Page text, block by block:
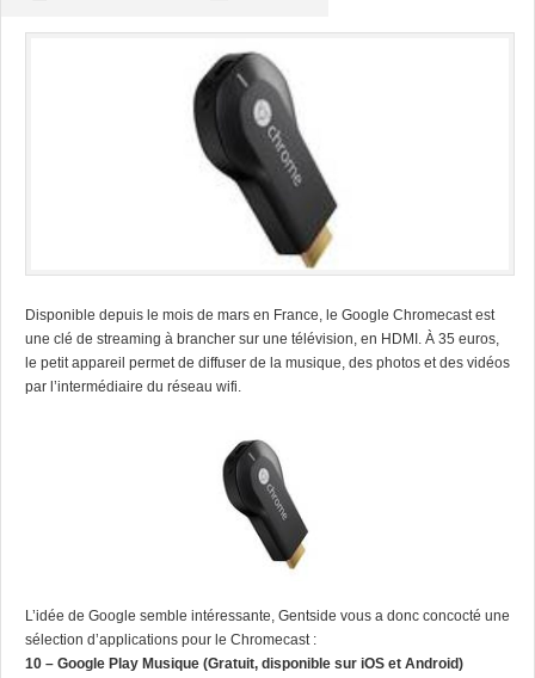
Disponible depuis le mois de mars en France, le Google Chromecast est
une clé de streaming à brancher sur une télévision, en HDMI. À 35 euros,
le petit appareil permet de diffuser de la musique, des photos et des vidéos
par l’intermédiaire du réseau wifi.
L’idée de Google semble intéressante, Gentside vous a donc concocté une
sélection d’applications pour le Chromecast :
10 – Google Play Musique (Gratuit, disponible sur iOS et Android)